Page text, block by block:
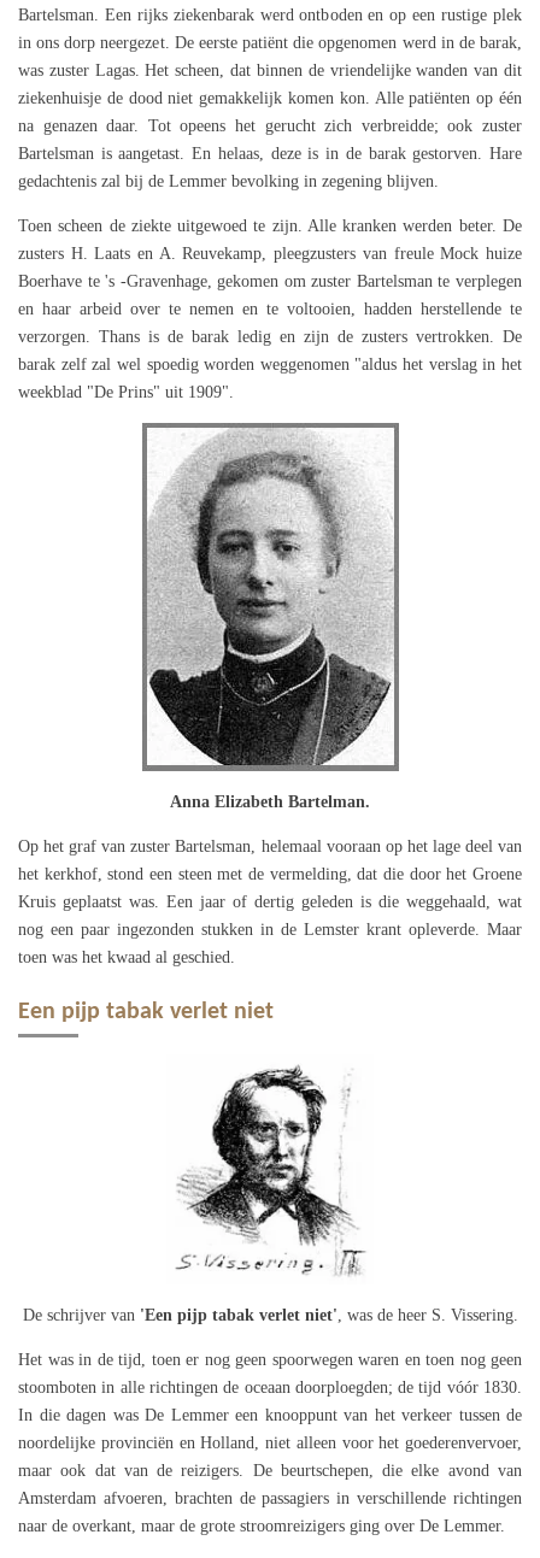
Bartelsman. Een rijks ziekenbarak werd ontboden en op een rustige plek
in ons dorp neergezet. De eerste patiënt die opgenomen werd in de barak,
was zuster Lagas. Het scheen, dat binnen de vriendelijke wanden van dit
ziekenhuisje de dood niet gemakkelijk komen kon. Alle patiënten op één
na genazen daar. Tot opeens het gerucht zich verbreidde; ook zuster
Bartelsman is aangetast. En helaas, deze is in de barak gestorven. Hare
gedachtenis zal bij de Lemmer bevolking in zegening blijven.
Toen scheen de ziekte uitgewoed te zijn. Alle kranken werden beter. De
zusters H. Laats en A. Reuvekamp, pleegzusters van freule Mock huize
Boerhave te 's -Gravenhage, gekomen om zuster Bartelsman te verplegen
en haar arbeid over te nemen en te voltooien, hadden herstellende te
verzorgen. Thans is de barak ledig en zijn de zusters vertrokken. De
barak zelf zal wel spoedig worden weggenomen "aldus het verslag in het
weekblad "De Prins" uit 1909".
Anna Elizabeth Bartelman.
Op het graf van zuster Bartelsman, helemaal vooraan op het lage deel van
het kerkhof, stond een steen met de vermelding, dat die door het Groene
Kruis geplaatst was. Een jaar of dertig geleden is die weggehaald, wat
nog een paar ingezonden stukken in de Lemster krant opleverde. Maar
toen was het kwaad al geschied.
Een pijp tabak verlet niet
De schrijver van 'Een pijp tabak verlet niet', was de heer S. Vissering.
Het was in de tijd, toen er nog geen spoorwegen waren en toen nog geen
stoomboten in alle richtingen de oceaan doorploegden; de tijd vóór 1830.
In die dagen was De Lemmer een knooppunt van het verkeer tussen de
noordelijke provinciën en Holland, niet alleen voor het goederenvervoer,
maar ook dat van de reizigers. De beurtschepen, die elke avond van
Amsterdam afvoeren, brachten de passagiers in verschillende richtingen
naar de overkant, maar de grote stroomreizigers ging over De Lemmer.